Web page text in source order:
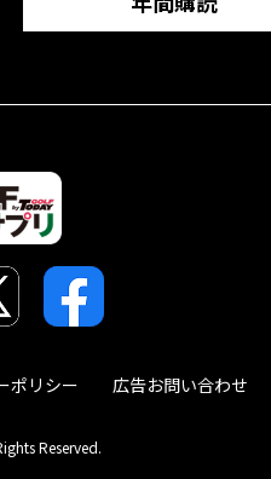
ポリシー 広告お問い合わせ
Reserved.